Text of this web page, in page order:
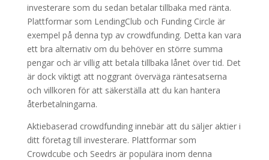
investerare som du sedan betalar tillbaka med ränta.
Plattformar som LendingClub och Funding Circle är
exempel på denna typ av crowdfunding. Detta kan vara
ett bra alternativ om du behöver en större summa
pengar och är villig att betala tillbaka lånet över tid. Det
är dock viktigt att noggrant överväga räntesatserna
och villkoren för att säkerställa att du kan hantera
återbetalningarna.
Aktiebaserad crowdfunding innebär att du säljer aktier i
ditt företag till investerare. Plattformar som
Crowdcube och Seedrs är populära inom denna